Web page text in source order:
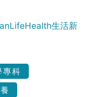
生活新
專科